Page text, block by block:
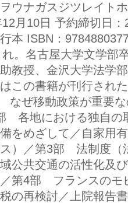
ウナガスジツレイト
12月10日 予約締切日
本 ISBN：
。名古屋大学文学部
教授、金沢大学法学
はこの書籍が刊行され
ぜ移動政策が重要
各地における独自の
をめざして／自家用
）／第3部 法制度（
公共交通の活性化及
第4部 フランスのモ
の再検討／上院報告